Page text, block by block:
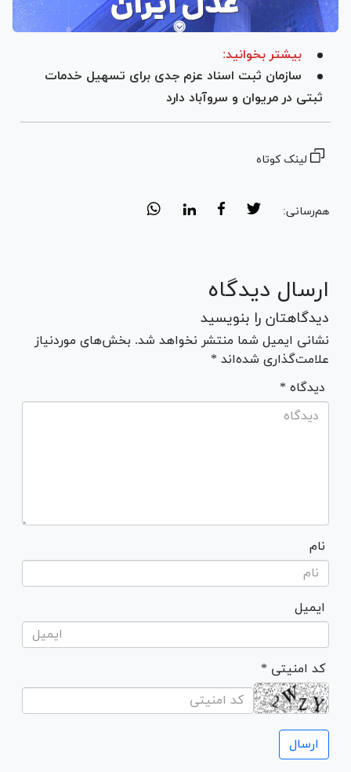
بیشتر بخوانید:
سازمان ثبت اسناد عزم جدی برای تسهیل خدمات
ثبتی در مریوان و سروآباد دارد
لینک کوتاه
هم‌رسانی:
ارسال دیدگاه
دیدگاهتان را بنویسید
نشانی ایمیل شما منتشر نخواهد شد. بخش‌های موردنیاز
علامت‌گذاری شده‌اند *
* دیدگاه
نام
ایمیل
* کد امنیتی